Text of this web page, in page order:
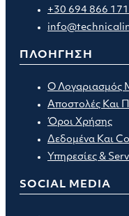
+30 694 866
ΠΛΟΗΓΗΣΗ
Ο Λογαριασμός
Αποστολές Και
Όροι Χρήσης
Δεδομένα Και
Υπηρεσίες &
SOCIAL MEDIA